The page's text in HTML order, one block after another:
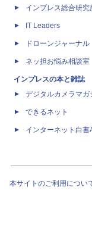
インプレス総合研究
IT Leaders
ドローンジャーナル
ネッ担お悩み相談室
インプレスの本と雑誌
デジタルカメラマガ
できるネット
インターネット白
本サイトのご利用につい